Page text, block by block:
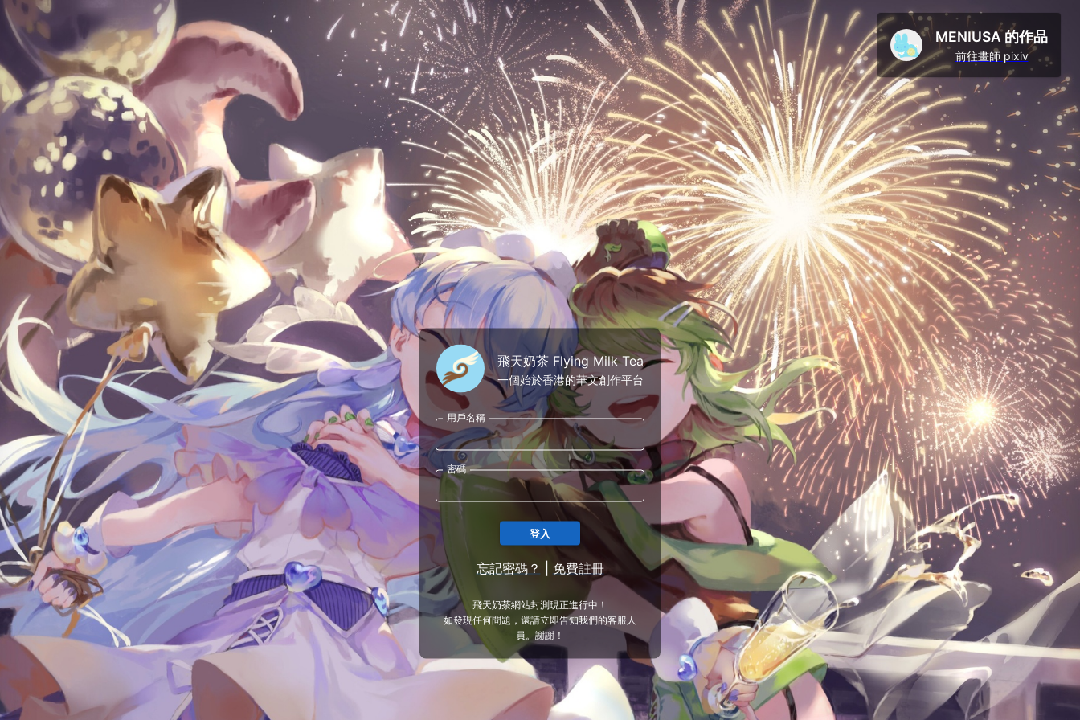
飛天奶茶 Flying Milk Tea
一個始於香港的華文創作平台
用戶名稱
密碼
登入
忘記密碼？ 免費註冊
飛天奶茶網站封測現正進行中！
如發現任何問題，還請立即告知我們的客服人
員。謝謝！
MENIUSA 的作品
前往畫師 pixiv